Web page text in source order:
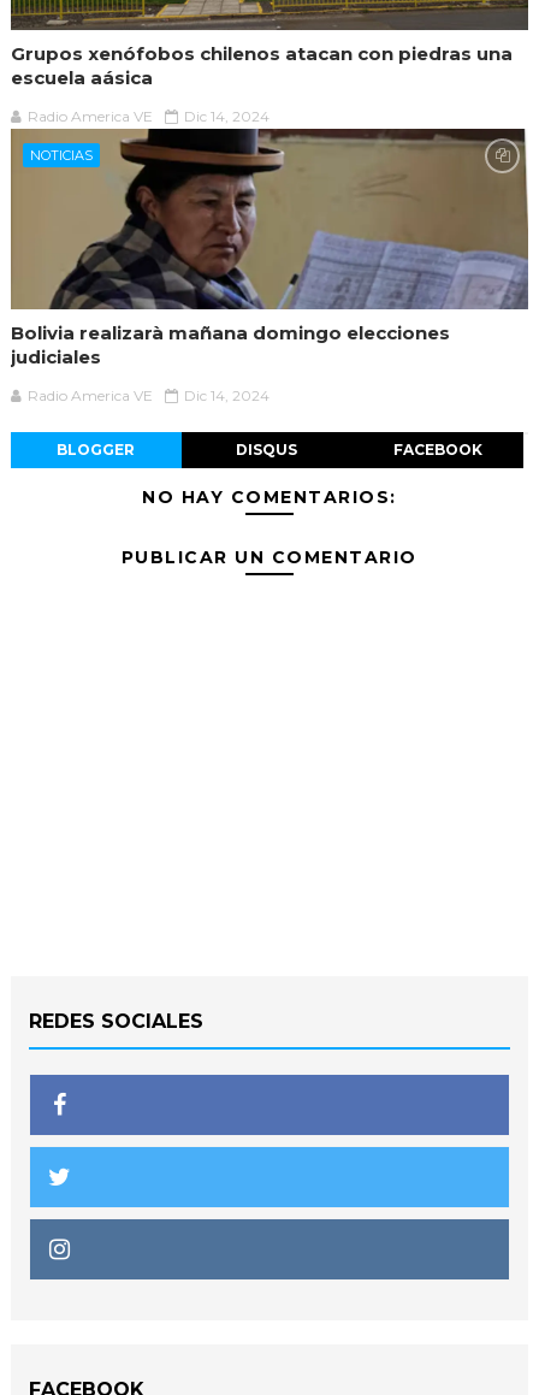
Grupos xenófobos chilenos atacan con piedras una
escuela aásica
Radio America VE Dic 14, 2024
NOTICIAS
Bolivia realizarà mañana domingo elecciones
judiciales
Radio America VE Dic 14, 2024
BLOGGER DISQUS FACEBOOK
NO HAY COMENTARIOS:
PUBLICAR UN COMENTARIO
REDES SOCIALES
FACEBOOK